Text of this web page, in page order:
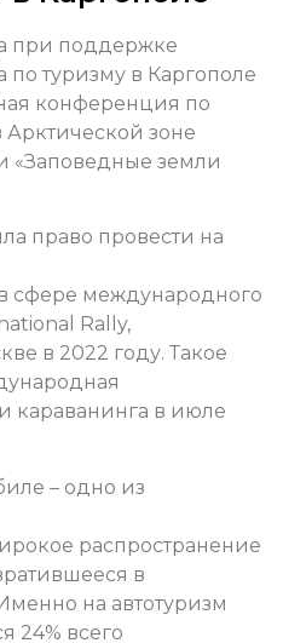
при поддержке
по туризму в Каргополе
конференция по
Арктической зоне
«Заповедные земли
право провести на
сфере международного
Rally,
в 2022 году. Такое
караванинга в июле
– одно из
распространение
в
на автотуризм
24% всего